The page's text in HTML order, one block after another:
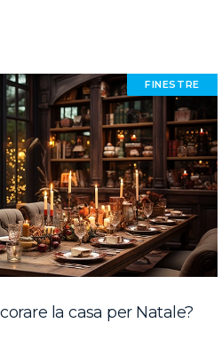
la casa per Natale?
FINESTRE